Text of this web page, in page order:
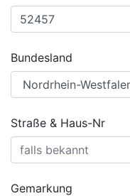
Bundesland
Straße & Haus-Nr
Gemarkung